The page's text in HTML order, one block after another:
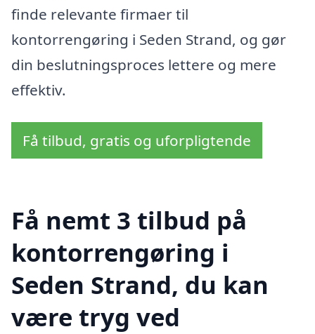
finde relevante firmaer til
kontorrengøring i Seden Strand, og gør
din beslutningsproces lettere og mere
effektiv.
Få tilbud, gratis og uforpligtende
Få nemt 3 tilbud på
kontorrengøring i
Seden Strand, du kan
være tryg ved